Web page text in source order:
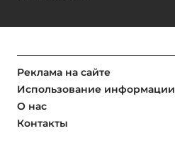
Реклама на сайте
Использование информации
О нас
Контакты